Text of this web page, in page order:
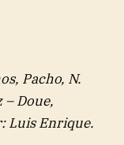
Pacho, N.
– Doue,
Luis Enrique.